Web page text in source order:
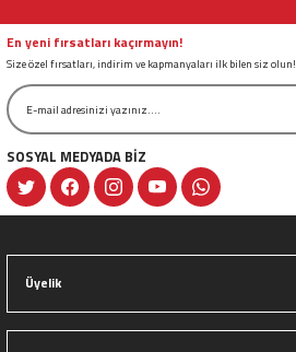
Bu ürüne benzer farklı alternatifler olmalı.
En yeni fırsatları kaçırmayın!
Size özel fırsatları, indirim ve kapmanyaları ilk bilen siz olun!
SOSYAL MEDYADA BİZ
Üyelik